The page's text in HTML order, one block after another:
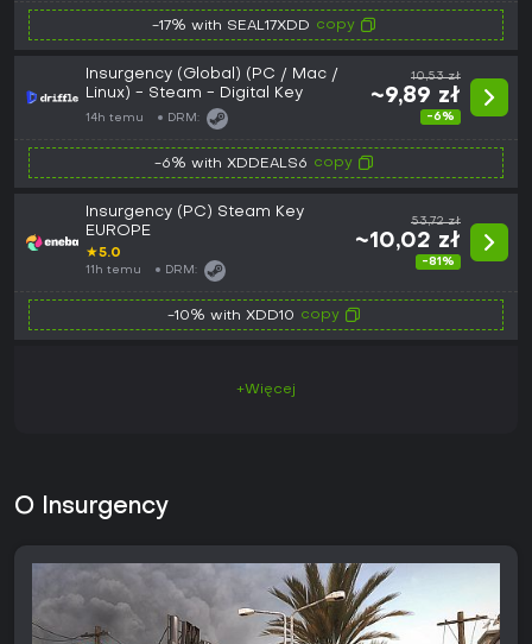
-17% with SEAL17XDD copy
Insurgency (Global) (PC / Mac /
Linux) - Steam - Digital Key
14h temu DRM:
10,53 zł
~9,89 zł
-6%
-6% with XDDEALS6 copy
Insurgency (PC) Steam Key
EUROPE
★5.0
11h temu DRM:
53,72 zł
~10,02 zł
-81%
-10% with XDD10 copy
+Więcej
O Insurgency